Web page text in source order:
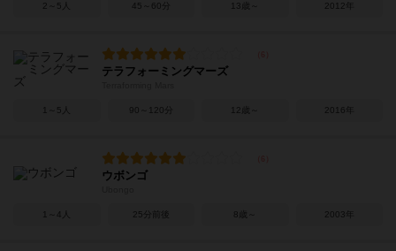
2～5人 45～60分 13歳～ 2012年
テラフォーミングマーズ
1～5人 90～120分 12歳～ 2016年
ウボンゴ
1～4人 25分前後 8歳～ 2003年